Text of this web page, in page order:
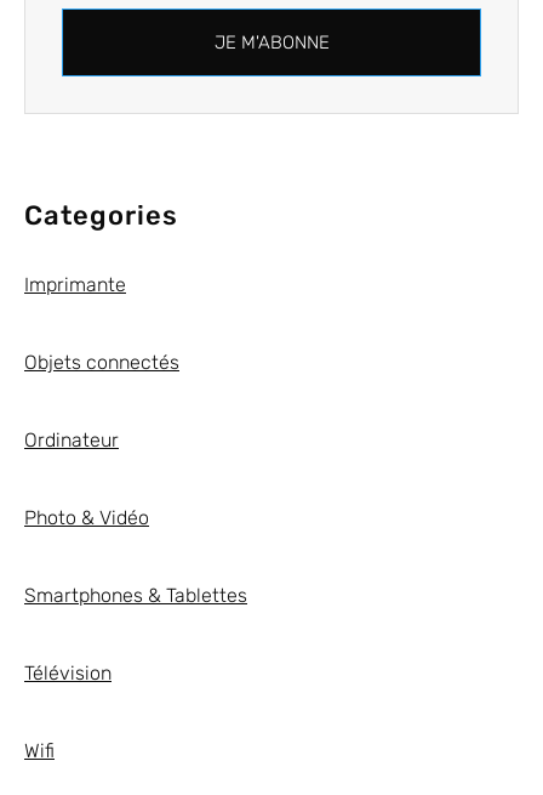
JE M'ABONNE
Categories
Imprimante
Objets connectés
Ordinateur
Photo & Vidéo
Smartphones & Tablettes
Télévision
Wifi